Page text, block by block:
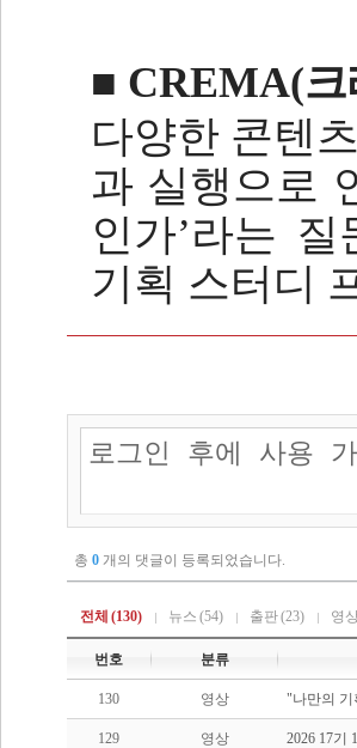
■ CREMA(크
다양한 콘텐
과 실행으로
인가’라는
기획 스터디
총 0 개의 댓글이 등록되었습니다.
전체 (130) 뉴스 (54) 출판(23) 영
번호 분류
130 영상 "나만의 기
129 영상 2026 17기